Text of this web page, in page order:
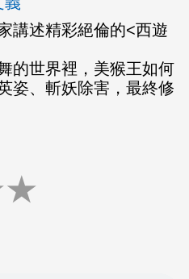
講述精彩絕倫的<西遊
的世界裡，美猴王如何
姿、斬妖除害，最終修
★